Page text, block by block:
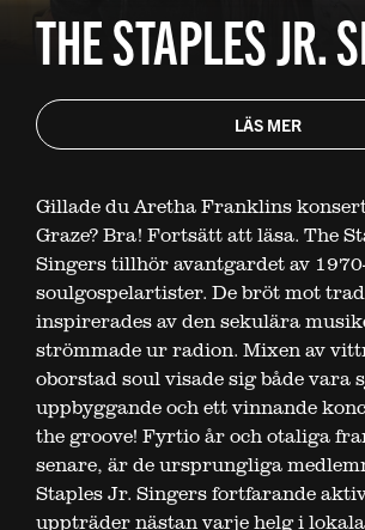
THE STAPLES JR.
LÄS MER
Gillade du Aretha Franklins
Graze? Bra! Fortsätt att läsa. The
Singers tillhör avantgardet av
soulgospelartister. De bröt mot
inspirerades av den sekulära
strömmade ur radion. Mixen av
oborstad soul visade sig både vara
uppbyggande och ett vinnande
the groove! Fyrtio år och otaliga
senare, är de ursprungliga
Staples Jr. Singers fortfarande
uppträder nästan varje helg i